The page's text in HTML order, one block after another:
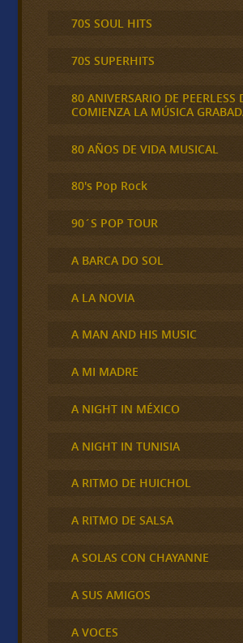
70S SOUL HITS
70S SUPERHITS
80 ANIVERSARIO DE PEERLESS
COMIENZA LA MÚSICA
80 AÑOS DE VIDA MUSICAL
80's Pop Rock
90´S POP TOUR
A BARCA DO SOL
A LA NOVIA
A MAN AND HIS MUSIC
A MI MADRE
A NIGHT IN MÉXICO
A NIGHT IN TUNISIA
A RITMO DE HUICHOL
A RITMO DE SALSA
A SOLAS CON CHAYANNE
A SUS AMIGOS
A VOCES